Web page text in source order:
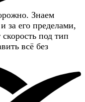
Знаем
за его пределами,
под тип
всё без